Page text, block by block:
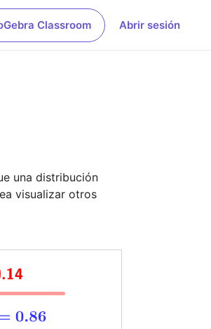
Classroom Abrir sesión
una distribución
visualizar otros